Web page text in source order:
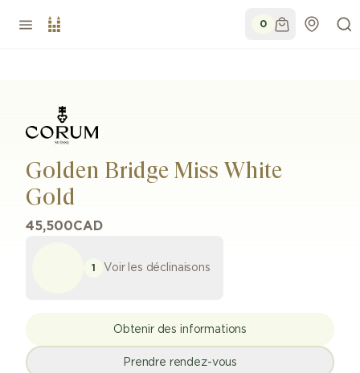
0
Golden Bridge Miss White
Gold
45,500CAD
1 Voir les déclinaisons
Obtenir des informations
Prendre rendez-vous